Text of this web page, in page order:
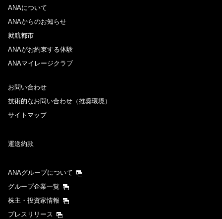
ANAについて
ANAからのお知らせ
就航都市
ANAがお約束する体験
ANAマイレージクラブ
お問い合わせ
技術的なお問い合わせ（推奨環境）
サイトマップ
運送約款
ANAグループについて
グループ企業一覧
株主・投資家情報
プレスリリース